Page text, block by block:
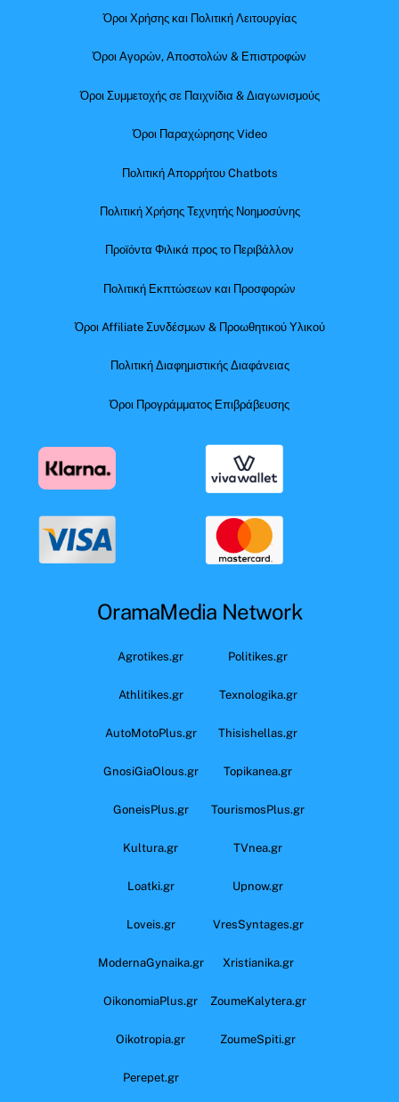
Όροι Χρήσης και Πολιτική Λειτουργίας
Όροι Αγορών, Αποστολών & Επιστροφών
Όροι Συμμετοχής σε Παιχνίδια & Διαγωνισμούς
Όροι Παραχώρησης Video
Πολιτική Απορρήτου Chatbots
Πολιτική Χρήσης Τεχνητής Νοημοσύνης
Προϊόντα Φιλικά προς το Περιβάλλον
Πολιτική Εκπτώσεων και Προσφορών
Όροι Affiliate Συνδέσμων & Προωθητικού Υλικού
Πολιτική Διαφημιστικής Διαφάνειας
Όροι Προγράμματος Επιβράβευσης
OramaMedia Network
Agrotikes.gr Politikes.gr
Athlitikes.gr Texnologika.gr
AutoMotoPlus.gr Thisishellas.gr
GnosiGiaOlous.gr Topikanea.gr
GoneisPlus.gr TourismosPlus.gr
Kultura.gr TVnea.gr
Loatki.gr Upnow.gr
Loveis.gr VresSyntages.gr
ModernaGynaika.gr Xristianika.gr
OikonomiaPlus.gr ZoumeKalytera.gr
Oikotropia.gr ZoumeSpiti.gr
Perepet.gr